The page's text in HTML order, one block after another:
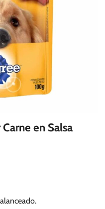
en Salsa